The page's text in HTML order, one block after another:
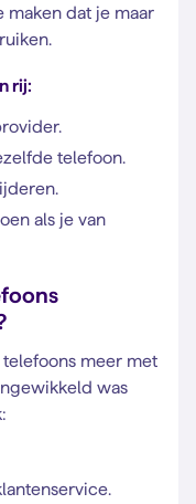
maken dat je maar
rij:
telefoon.
als je van
meer met
was